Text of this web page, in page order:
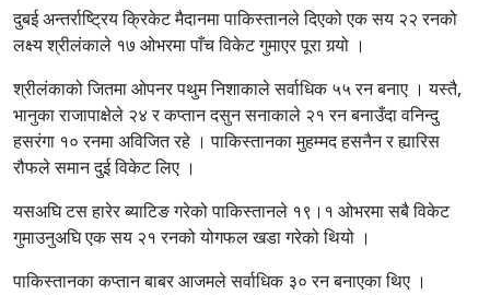
दुबई अन्तर्राष्ट्रिय क्रिकेट मैदानमा पाकिस्तानले दिएको एक सय २२ रनको
लक्ष्य श्रीलंकाले १७ ओभरमा पाँच विकेट गुमाएर पूरा गर्‍यो ।
श्रीलंकाको जितमा ओपनर पथुम निशाकाले सर्वाधिक ५५ रन बनाए । यस्तै,
भानुका राजापाक्षेले २४ र कप्तान दसुन सनाकाले २१ रन बनाउँदा वनिन्दु
हसरंगा १० रनमा अविजित रहे । पाकिस्तानका मुहम्मद हसनैन र ह्यारिस
रौफले समान दुई विकेट लिए ।
यसअघि टस हारेर ब्याटिङ गरेको पाकिस्तानले १९।१ ओभरमा सबै विकेट
गुमाउनुअघि एक सय २१ रनको योगफल खडा गरेको थियो ।
पाकिस्तानका कप्तान बाबर आजमले सर्वाधिक ३० रन बनाएका थिए ।